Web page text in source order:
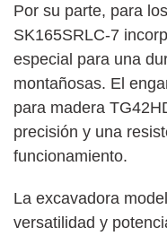
Por su parte, para
SK165SRLC-7
especial para una
montañosas. El
para madera
precisión y una
funcionamiento.
La excavadora
versatilidad y